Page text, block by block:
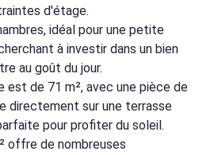
d'étage.
idéal pour une petite
à investir dans un bien
au goût du jour.
est de 71 m², avec une pièce de
directement sur une terrasse
pour profiter du soleil.
offre de nombreuses